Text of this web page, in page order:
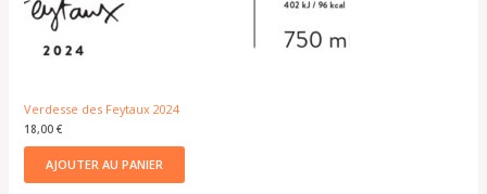
Verdesse des Feytaux 2024
18,00€
AJOUTER AU PANIER